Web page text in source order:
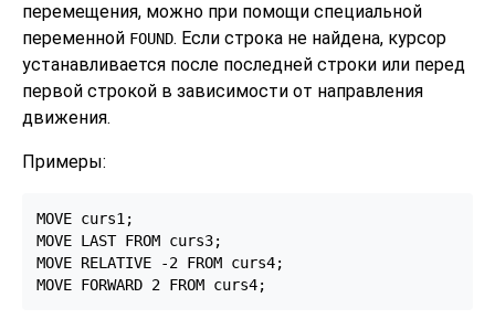
перемещения, можно при помощи специальной
переменной FOUND. Если строка не найдена, курсор
устанавливается после последней строки или перед
первой строкой в зависимости от направления
движения.
Примеры:
MOVE curs1;
MOVE LAST FROM curs3;
MOVE RELATIVE -2 FROM curs4;
MOVE FORWARD 2 FROM curs4;